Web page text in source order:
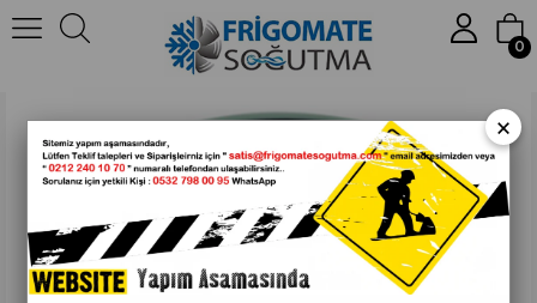
0
Anasayfa Kompresörler Embraco FFI 12 HBK
×